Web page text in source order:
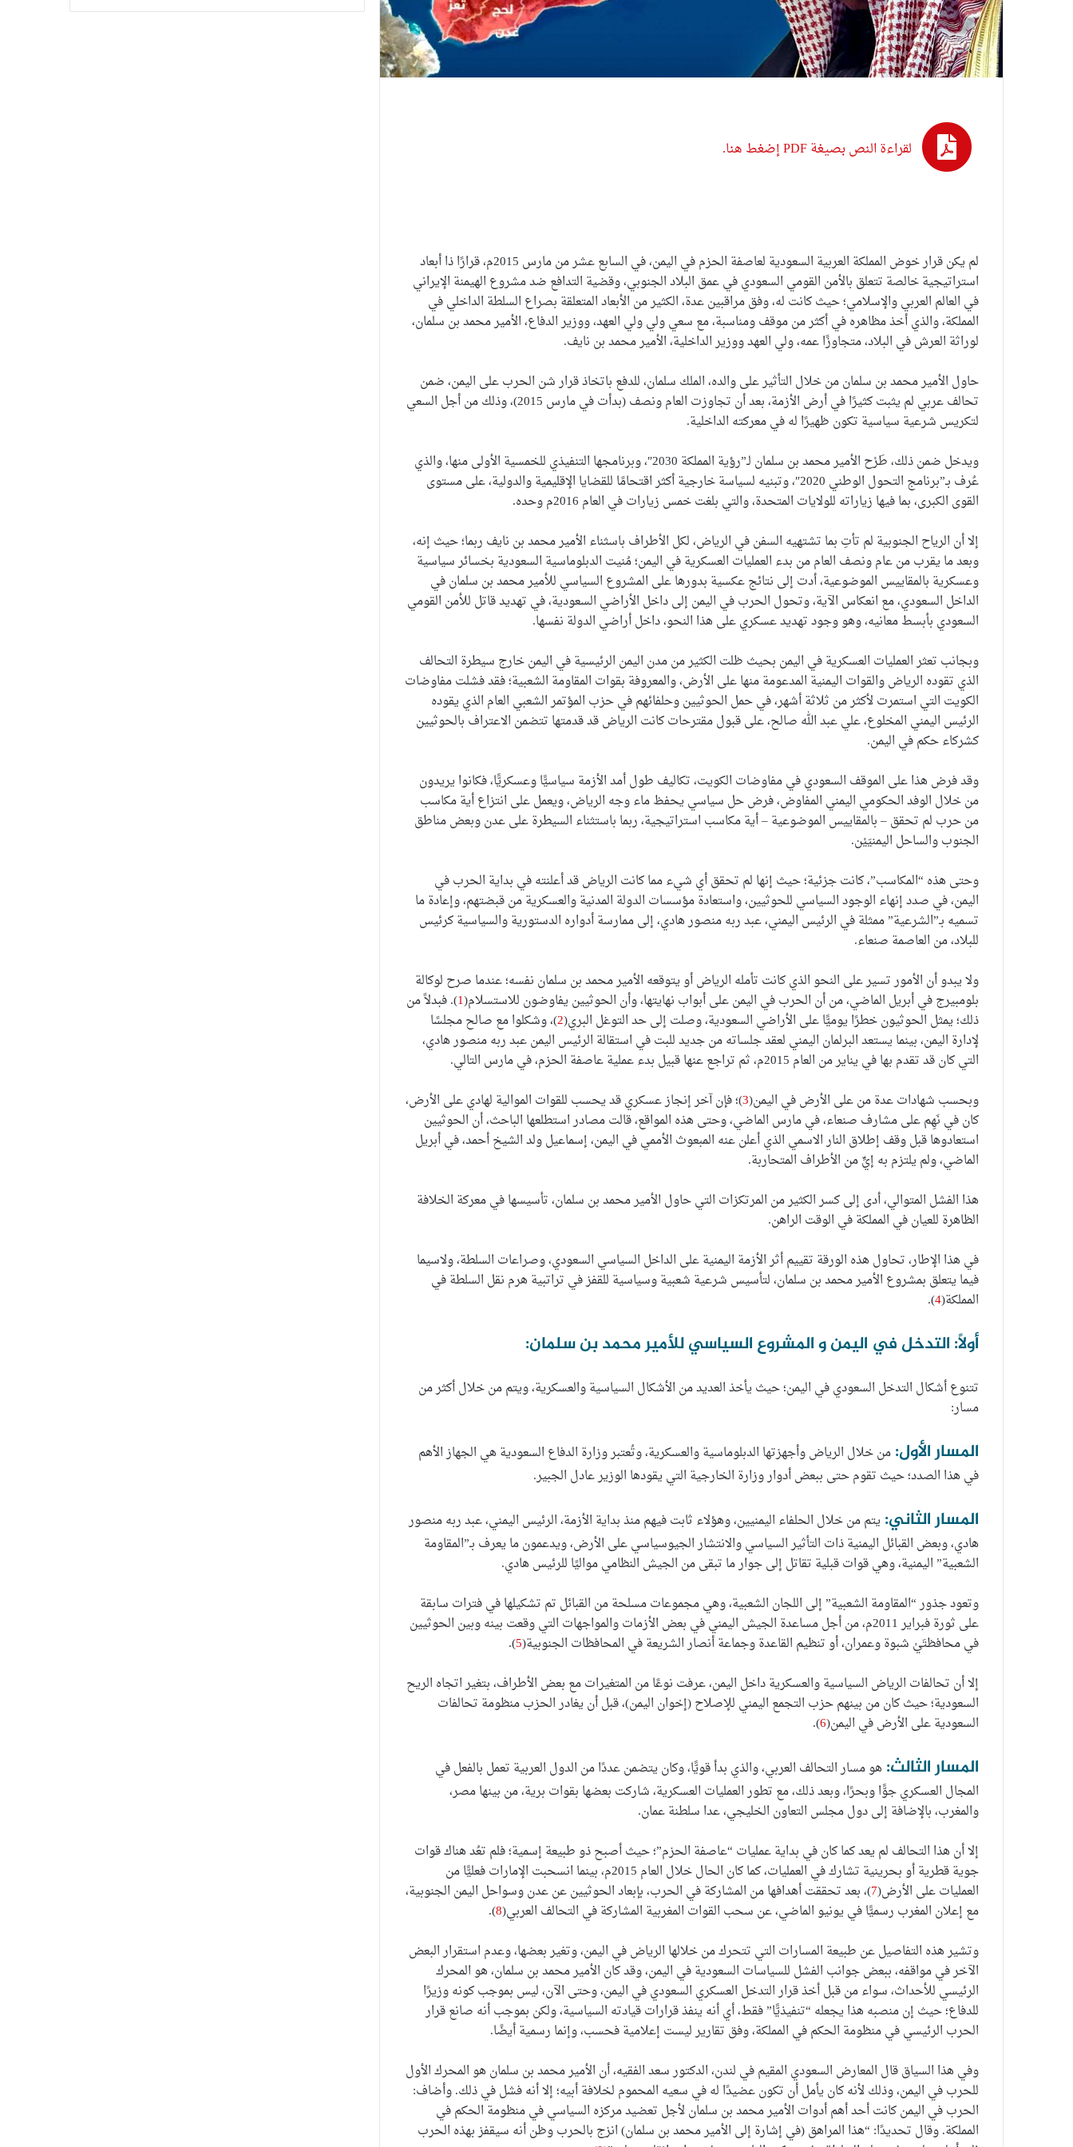
لقراءة النص بصيغة PDF إضغط هنا.
لم يكن قرار خوض المملكة العربية السعودية لعاصفة الحزم في اليمن، في السابع عشر من مارس 2015م، قرارًا ذا أبعاد
استراتيجية خالصة تتعلق بالأمن القومي السعودي في عمق البلاد الجنوبي، وقضية التدافع ضد مشروع الهيمنة الإيراني
في العالم العربي والإسلامي؛ حيث كانت له، وفق مراقبين عدة، الكثير من الأبعاد المتعلقة بصراع السلطة الداخلي في
المملكة، والذي أخذ مظاهره في أكثر من موقف ومناسبة، مع سعي ولي ولي العهد، ووزير الدفاع، الأمير محمد بن سلمان،
لوراثة العرش في البلاد، متجاوزًا عمه، ولي العهد ووزير الداخلية، الأمير محمد بن نايف.
حاول الأمير محمد بن سلمان من خلال التأثير على والده، الملك سلمان، للدفع باتخاذ قرار شن الحرب على اليمن، ضمن
تحالف عربي لم يثبت كثيرًا في أرض الأزمة، بعد أن تجاوزت العام ونصف (بدأت في مارس 2015)، وذلك من أجل السعي
لتكريس شرعية سياسية تكون ظهيرًا له في معركته الداخلية.
ويدخل ضمن ذلك، طَرْح الأمير محمد بن سلمان لـ”رؤية المملكة 2030″، وبرنامجها التنفيذي للخمسية الأولى منها، والذي
عُرف بـ”برنامج التحول الوطني 2020″، وتبنيه لسياسة خارجية أكثر اقتحامًا للقضايا الإقليمية والدولية، على مستوى
القوى الكبرى، بما فيها زياراته للولايات المتحدة، والتي بلغت خمس زيارات في العام 2016م وحده.
إلا أن الرياح الجنوبية لم تأتِ بما تشتهيه السفن في الرياض، لكل الأطراف باسثناء الأمير محمد بن نايف ربما؛ حيث إنه،
وبعد ما يقرب من عام ونصف العام من بدء العمليات العسكرية في اليمن؛ مُنيت الدبلوماسية السعودية بخسائر سياسية
وعسكرية بالمقاييس الموضوعية، أدت إلى نتائج عكسية بدورها على المشروع السياسي للأمير محمد بن سلمان في
الداخل السعودي، مع انعكاس الآية، وتحول الحرب في اليمن إلى داخل الأراضي السعودية، في تهديد قاتل للأمن القومي
السعودي بأبسط معانيه، وهو وجود تهديد عسكري على هذا النحو، داخل أراضي الدولة نفسها.
وبجانب تعثر العمليات العسكرية في اليمن بحيث ظلت الكثير من مدن اليمن الرئيسية في اليمن خارج سيطرة التحالف
الذي تقوده الرياض والقوات اليمنية المدعومة منها على الأرض، والمعروفة بقوات المقاومة الشعبية؛ فقد فشلت مفاوضات
الكويت التي استمرت لأكثر من ثلاثة أشهر، في حمل الحوثيين وحلفائهم في حزب المؤتمر الشعبي العام الذي يقوده
الرئيس اليمني المخلوع، علي عبد الله صالح، على قبول مقترحات كانت الرياض قد قدمتها تتضمن الاعتراف بالحوثيين
كشركاء حكم في اليمن.
وقد فرض هذا على الموقف السعودي في مفاوضات الكويت، تكاليف طول أمد الأزمة سياسيًّا وعسكريًّا، فكانوا يريدون
من خلال الوفد الحكومي اليمني المفاوض، فرض حل سياسي يحفظ ماء وجه الرياض، ويعمل على انتزاع أية مكاسب
من حرب لم تحقق – بالمقاييس الموضوعية – أية مكاسب استراتيجية، ربما باستثناء السيطرة على عدن وبعض مناطق
الجنوب والساحل اليمنيَيْن.
وحتى هذه “المكاسب”، كانت جزئية؛ حيث إنها لم تحقق أي شيء مما كانت الرياض قد أعلنته في بداية الحرب في
اليمن، في صدد إنهاء الوجود السياسي للحوثيين، واستعادة مؤسسات الدولة المدنية والعسكرية من قبضتهم، وإعادة ما
تسميه بـ”الشرعية” ممثلة في الرئيس اليمني، عبد ربه منصور هادي، إلى ممارسة أدواره الدستورية والسياسية كرئيس
للبلاد، من العاصمة صنعاء.
ولا يبدو أن الأمور تسير على النحو الذي كانت تأمله الرياض أو يتوقعه الأمير محمد بن سلمان نفسه؛ عندما صرح لوكالة
بلومبيرج في أبريل الماضي، من أن الحرب في اليمن على أبواب نهايتها، وأن الحوثيين يفاوضون للاستسلام(1). فبدلاً من
ذلك؛ يمثل الحوثيون خطرًا يوميًّا على الأراضي السعودية، وصلت إلى حد التوغل البري(2)، وشكلوا مع صالح مجلسًا
لإدارة اليمن، بينما يستعد البرلمان اليمني لعقد جلساته من جديد للبت في استقالة الرئيس اليمن عبد ربه منصور هادي،
التي كان قد تقدم بها في يناير من العام 2015م، ثم تراجع عنها قبيل بدء عملية عاصفة الحزم، في مارس التالي.
وبحسب شهادات عدة من على الأرض في اليمن(3)؛ فإن آخر إنجاز عسكري قد يحسب للقوات الموالية لهادي على الأرض،
كان في نَهِم على مشارف صنعاء، في مارس الماضي، وحتى هذه المواقع، قالت مصادر استطلعها الباحث، أن الحوثيين
استعادوها قبل وقف إطلاق النار الاسمي الذي أعلن عنه المبعوث الأممي في اليمن، إسماعيل ولد الشيخ أحمد، في أبريل
الماضي، ولم يلتزم به إيٍّ من الأطراف المتحاربة.
هذا الفشل المتوالي، أدى إلى كسر الكثير من المرتكزات التي حاول الأمير محمد بن سلمان، تأسيسها في معركة الخلافة
الظاهرة للعيان في المملكة في الوقت الراهن.
في هذا الإطار، تحاول هذه الورقة تقييم أثر الأزمة اليمنية على الداخل السياسي السعودي، وصراعات السلطة، ولاسيما
فيما يتعلق بمشروع الأمير محمد بن سلمان، لتأسيس شرعية شعبية وسياسية للقفز في تراتبية هرم نقل السلطة في
المملكة(4
).
أولاً: التدخل في اليمن و المشروع السياسي للأمير محمد بن سلمان:
تتنوع أشكال التدخل السعودي في اليمن؛ حيث يأخذ العديد من الأشكال السياسية والعسكرية، ويتم من خلال أكثر من
مسار:
المسار الأول: من خلال الرياض وأجهزتها الدبلوماسية والعسكرية، وتُعتبر وزارة الدفاع السعودية هي الجهاز الأهم
في هذا الصدد؛ حيث تقوم حتى ببعض أدوار وزارة الخارجية التي يقودها الوزير عادل الجبير.
المسار الثاني: يتم من خلال الحلفاء اليمنيين، وهؤلاء ثابت فيهم منذ بداية الأزمة، الرئيس اليمني، عبد ربه منصور
هادي، وبعض القبائل اليمنية ذات التأثير السياسي والانتشار الجيوسياسي على الأرض، ويدعمون ما يعرف بـ”المقاومة
الشعبية” اليمنية، وهي قوات قبلية تقاتل إلى جوار ما تبقى من الجيش النظامي مواليًا للرئيس هادي.
وتعود جذور “المقاومة الشعبية” إلى اللجان الشعبية، وهي مجموعات مسلحة من القبائل تم تشكيلها في فترات سابقة
على ثورة فبراير 2011م، من أجل مساعدة الجيش اليمني في بعض الأزمات والمواجهات التي وقعت بينه وبين الحوثيين
في محافظتَيْ شبوة وعمران، أو تنظيم القاعدة وجماعة أنصار الشريعة في المحافظات الجنوبية(5
).
إلا أن تحالفات الرياض السياسية والعسكرية داخل اليمن، عرفت نوعًا من المتغيرات مع بعض الأطراف، بتغير اتجاه الريح
السعودية؛ حيث كان من بينهم حزب التجمع اليمني للإصلاح (إخوان اليمن)، قبل أن يغادر الحزب منظومة تحالفات
السعودية على الأرض في اليمن(6
).
المسار الثالث: هو مسار التحالف العربي، والذي بدأ قويًّا، وكان يتضمن عددًا من الدول العربية تعمل بالفعل في
المجال العسكري جوًّا وبحرًا، وبعد ذلك، مع تطور العمليات العسكرية، شاركت بعضها بقوات برية، من بينها مصر،
والمغرب، بالإضافة إلى دول مجلس التعاون الخليجي، عدا سلطنة عمان.
إلا أن هذا التحالف لم يعد كما كان في بداية عمليات “عاصفة الحزم”؛ حيث أصبح ذو طبيعة إسمية؛ فلم تعُد هناك قوات
جوية قطرية أو بحرينية تشارك في العمليات، كما كان الحال خلال العام 2015م، بينما انسحبت الإمارات فعليًّا من
العمليات على الأرض(7)، بعد تحققت أهدافها من المشاركة في الحرب، بإبعاد الحوثيين عن عدن وسواحل اليمن الجنوبية،
مع إعلان المغرب رسميًّا في يونيو الماضي، عن سحب القوات المغربية المشاركة في التحالف العربي(8
).
وتشير هذه التفاصيل عن طبيعة المسارات التي تتحرك من خلالها الرياض في اليمن، وتغير بعضها، وعدم استقرار البعض
الآخر في مواقفه، ببعض جوانب الفشل للسياسات السعودية في اليمن، وقد كان الأمير محمد بن سلمان، هو المحرك
الرئيسي للأحداث، سواء من قبل أخذ قرار التدخل العسكري السعودي في اليمن، وحتى الآن، ليس بموجب كونه وزيرًا
للدفاع؛ حيث إن منصبه هذا يجعله “تنفيذيًّا” فقط، أي أنه ينفذ قرارات قيادته السياسية، ولكن بموجب أنه صانع قرار
الحرب الرئيسي في منظومة الحكم في المملكة، وفق تقارير ليست إعلامية فحسب، وإنما رسمية أيضًا.
وفي هذا السياق قال المعارض السعودي المقيم في لندن، الدكتور سعد الفقيه، أن الأمير محمد بن سلمان هو المحرك الأول
للحرب في اليمن، وذلك لأنه كان يأمل أن تكون عضيدًا له في سعيه المحموم لخلافة أبيه؛ إلا أنه فشل في ذلك. وأضاف:
الحرب في اليمن كانت أحد أهم أدوات الأمير محمد بن سلمان لأجل تعضيد مركزه السياسي في منظومة الحكم في
المملكة. وقال تحديدًا: “هذا المراهق (في إشارة إلى الأمير محمد بن سلمان) انزج بالحرب وظن أنه سيقفز بهذه الحرب